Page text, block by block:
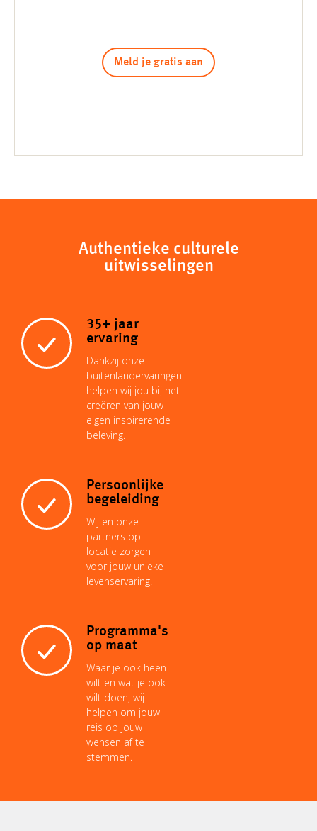
Meld je gratis aan
Authentieke culturele
uitwisselingen
35+ jaar
ervaring
Dankzij onze
buitenlandervaringen
helpen wij jou bij het
creëren van jouw
eigen inspirerende
beleving.
Persoonlijke
begeleiding
Wij en onze
partners op
locatie zorgen
voor jouw unieke
levenservaring.
Programma's
op maat
Waar je ook heen
wilt en wat je ook
wilt doen, wij
helpen om jouw
reis op jouw
wensen af te
stemmen.